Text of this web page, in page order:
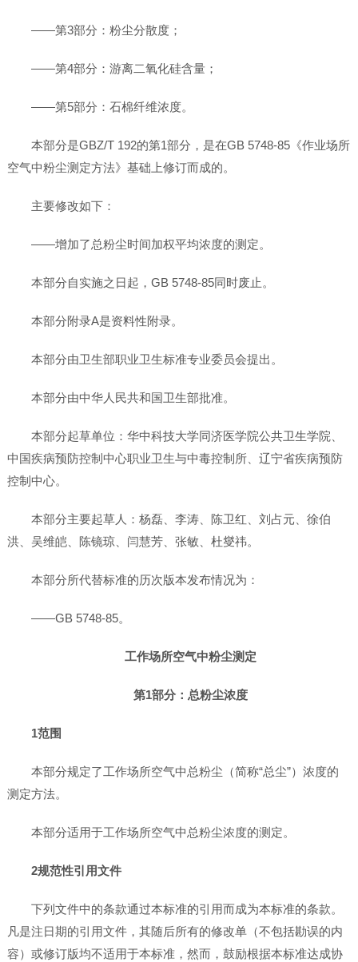
——第3部分：粉尘分散度；
——第4部分：游离二氧化硅含量；
——第5部分：石棉纤维浓度。
本部分是GBZ/T 192的第1部分，是在GB 5748-85《作业场所
空气中粉尘测定方法》基础上修订而成的。
主要修改如下：
——增加了总粉尘时间加权平均浓度的测定。
本部分自实施之日起，GB 5748-85同时废止。
本部分附录A是资料性附录。
本部分由卫生部职业卫生标准专业委员会提出。
本部分由中华人民共和国卫生部批准。
本部分起草单位：华中科技大学同济医学院公共卫生学院、
中国疾病预防控制中心职业卫生与中毒控制所、辽宁省疾病预防
控制中心。
本部分主要起草人：杨磊、李涛、陈卫红、刘占元、徐伯
洪、吴维皑、陈镜琼、闫慧芳、张敏、杜燮祎。
本部分所代替标准的历次版本发布情况为：
——GB 5748-85。
工作场所空气中粉尘测定
第1部分：总粉尘浓度
1范围
本部分规定了工作场所空气中总粉尘（简称“总尘”）浓度的
测定方法。
本部分适用于工作场所空气中总粉尘浓度的测定。
2规范性引用文件
下列文件中的条款通过本标准的引用而成为本标准的条款。
凡是注日期的引用文件，其随后所有的修改单（不包括勘误的内
容）或修订版均不适用于本标准，然而，鼓励根据本标准达成协